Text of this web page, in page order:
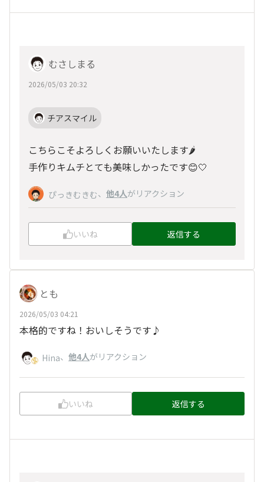
むさしまる
2026/05/03 20:32
チアスマイル
こちらこそよろしくお願いいたします🌶️
手作りキムチとても美味しかったです😊🤍
ぴっきむきむ、 他4人がリアクション
いいね 返信する
とも
2026/05/03 04:21
本格的ですね！おいしそうです♪
Hina、 他4人がリアクション
いいね 返信する